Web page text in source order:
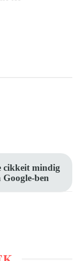
cikkeit mindig
Google-ben